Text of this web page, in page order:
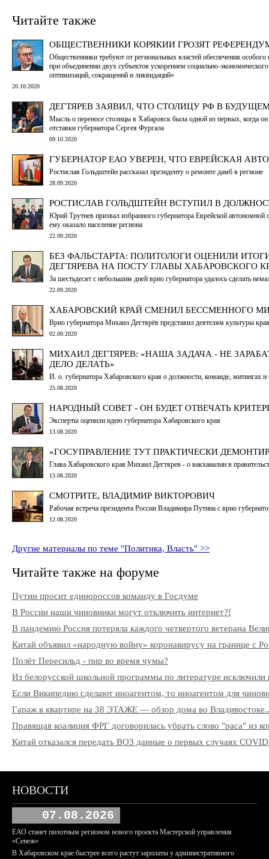
Читайте также
ОБЩЕСТВЕННИКИ КОРЯКИИ ГРОЗЯТ
Общественники требуют от региональных властей обеспечения
при объединении двух субъектов ускорением социально-
оптимизаций, сокращений и ликвидаций»
20.10.2020
ДЕГТЯРЕВ ЗАЯВИЛ, ЧТО СТОЛИЦУ РФ В
Мысль о переносе столицы в Хабаровск была одной из первых, когда он
отставки губернатора Сергея Фургала
09.10.2020
ГУБЕРНАТОР ЕАО УВЕРЕН, ЧТО ЕВРЕЙСКАЯ
Ростислав Гольдштейн рассказал президенту о ремонте дамб в регионе
28.09.2020
РОСТИСЛАВ ГОЛЬДШТЕЙН ВСТУПИЛ В
Юрий Трутнев призвал избранного губернатора Еврейской
ему оказало население региона
22.09.2020
БЕЗ ФАЛЬСТАРТА: ПОЛИТОЛОГИ ОЦЕНИЛИ
ДЕГТЯРЕВА НА ПОСТУ ГЛАВЫ ХАБАРОВСКОГО
За шестьдесят с небольшим дней врио губернатора удалось сделать
22.09.2020
ХАБАРОВСКИЙ КРАЙ СМЕНИЛ БЕССМЕННОГО
Врио губернатора Михаил Дегтярёв представил деятелям культуры
02.09.2020
МИХАИЛ ДЕГТЯРЕВ: «НАША ЗАДАЧА - НЕ
ДЕЛО ДЕЛАТЬ»
И. о. губернатора Хабаровского края о должности, команде, митингах и
25.08.2020
НАРОДНЫЙ СОВЕТ - ОН БУДЕТ ОТВЕЧАТЬ
Эксперты оценили идею губернатора Хабаровского края
13.08.2020
«ГОСУПРАВЛЕНИЕ ТУТ ПРАКТИЧЕСКИ
Глава Хабаровского края Михаил Дегтярев - о вакханалии в
13.08.2020
СМОТРИТЕ, ВЛАДИМИР ВИКТОРОВИЧ
Рабочая встреча президента России Владимира Путина с врио
12.08.2020
Другие материалы по теме "Политика, Власть" >>
Читайте также на форуме
Путин просит единороссов команду в Госдуме
В России наши чиновники могут отключить интернет?!
В пандемию Россия потеряла каждого четвертого ветерана
Китай объявил «народную войну» коронавирусу на границе с
Полёт Пересильд - пир во время чумы?
Из белорусской школьной программы по литературе исключили
Если Википедию сделают иноагентом, то иноагентом для
Гараж в квартире на 38 ЭТАЖЕ — обзор дома во
Правящая коалиция ФРГ договорилась убрать слово "раса" из
Китай отказался передать ВОЗ данные о первых случаях
НОВОСТИ
07.08.2026
ЕАО станет пилотным регионом нового проекта Мастерской управления
«Сенеж»
В Хабаровском крае быстрее всего растут зарплаты у административного